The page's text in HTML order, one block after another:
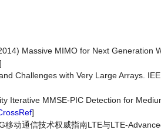
Massive MIMO for Next Generation
]
Challenges with Very Large Arrays.
Iterative MMSE-PIC Detection for
]
动通信技术权威指南LTE与LTE-